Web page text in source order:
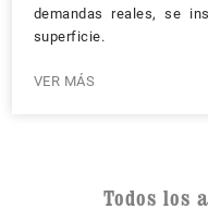
demandas reales, se
superficie.
VER MÁS
Todos los